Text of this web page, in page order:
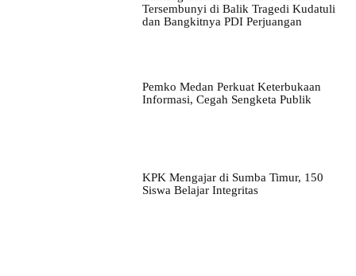
Tersembunyi di Balik Tragedi Kudatuli
dan Bangkitnya PDI Perjuangan
Pemko Medan Perkuat Keterbukaan
Informasi, Cegah Sengketa Publik
KPK Mengajar di Sumba Timur, 150
Siswa Belajar Integritas